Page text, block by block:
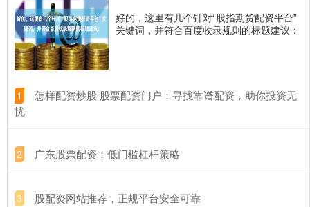
好的，这里有几个针对“股指期货配资平台”
关键词，并符合百度收录规则的标题建议：
1
​怎样配资炒股 股票配资门户：寻找靠谱配资，助你投资无
忧
2 ​广东股票配资：低门槛杠杆策略
3 ​股配资网站推荐，正规平台安全可靠